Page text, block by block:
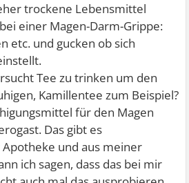
trockene Lebensmittel
einer Magen-Darm-Grippe:
etc. und gucken ob sich
Tee zu trinken um den
Kamillentee zum Beispiel?
für den Magen
Das gibt es
und aus meiner
ich sagen, dass das bei mir